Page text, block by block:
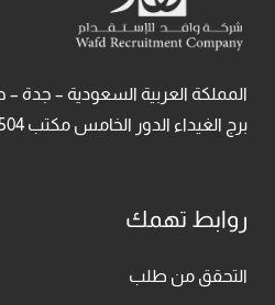
المملكة العربية السعودية – جدة
برج الغيداء الدور الخامس مكتب 504
روابط تهمك
التحقق من طلب